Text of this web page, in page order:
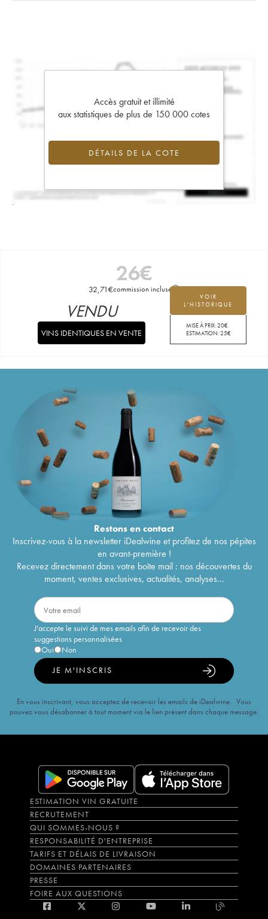
Accès gratuit et illimité
aux statistiques de plus de 150 000 cotes
DÉTAILS DE LA COTE
26€
32,71€commission incluse
VOIR
L'HISTORIQUE
MISE À PRIX:20€
ESTIMATION:25€
VENDU
VINS IDENTIQUES EN VENTE
Restons encontact
Inscrivez-vous à la newsletter iDealwine et profitez de nos pépites
en avant-première !
Recevez directement dans votre boîte mail : nos découvertes du
moment, ventes exclusives, actualités, analyses...
J'accepte le suivi de mes emails afin de recevoir des
suggestions personnalisées
Oui
Non
JE M'INSCRIS
En vous inscrivant, vous acceptez de recevoir les emails de iDealwine. Vous
pouvez vous désabonner à tout moment via le lien présent dans chaque message.
ESTIMATION VIN GRATUITE
RECRUTEMENT
QUI SOMMES-NOUS ?
RESPONSABILITÉ D'ENTREPRISE
TARIFS ET DÉLAIS DE LIVRAISON
DOMAINES PARTENAIRES
PRESSE
FOIRE AUX QUESTIONS